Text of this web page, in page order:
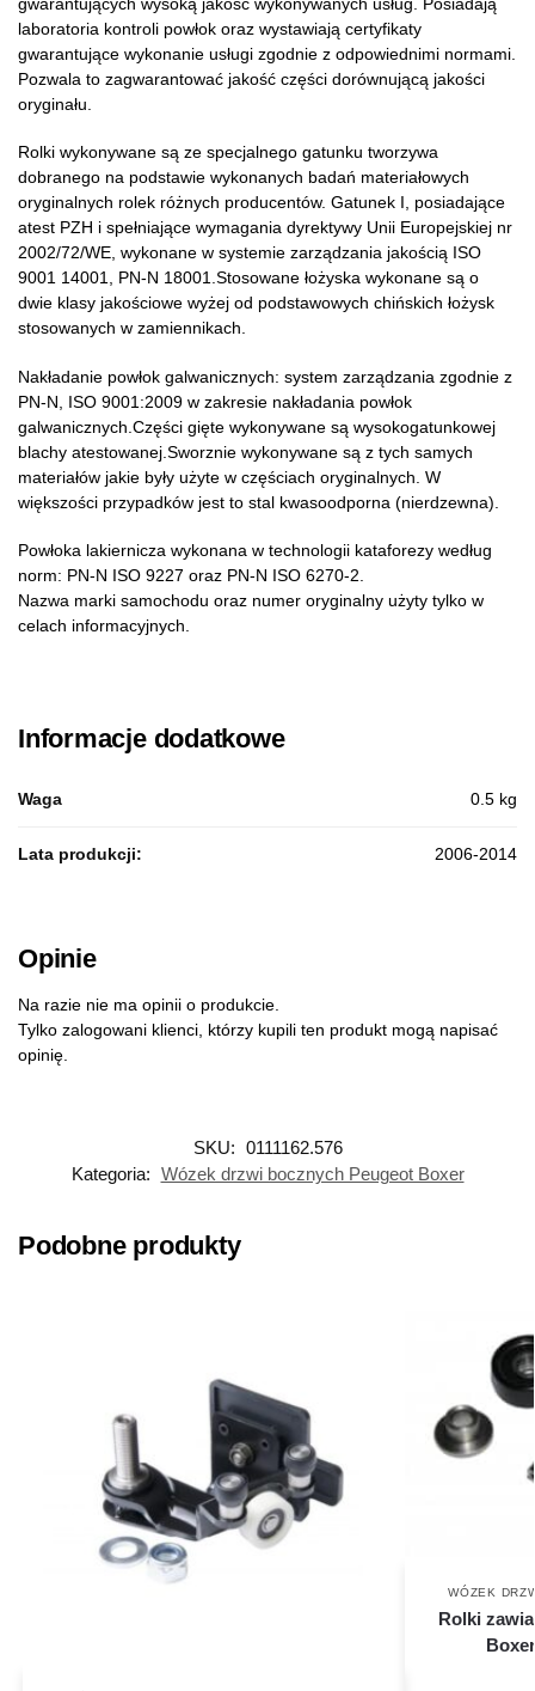
laboratoria kontroli powłok oraz wystawiają certyfikaty
gwarantujące wykonanie usługi zgodnie z odpowiednimi normami.
Pozwala to zagwarantować jakość części dorównującą jakości
oryginału.
Rolki wykonywane są ze specjalnego gatunku tworzywa
dobranego na podstawie wykonanych badań materiałowych
oryginalnych rolek różnych producentów. Gatunek I, posiadające
atest PZH i spełniające wymagania dyrektywy Unii Europejskiej nr
2002/72/WE, wykonane w systemie zarządzania jakością ISO
9001 14001, PN-N 18001.Stosowane łożyska wykonane są o
dwie klasy jakościowe wyżej od podstawowych chińskich łożysk
stosowanych w zamiennikach.
Nakładanie powłok galwanicznych: system zarządzania zgodnie z
PN-N, ISO 9001:2009 w zakresie nakładania powłok
galwanicznych.Części gięte wykonywane są wysokogatunkowej
blachy atestowanej.Sworznie wykonywane są z tych samych
materiałów jakie były użyte w częściach oryginalnych. W
większości przypadków jest to stal kwasoodporna (nierdzewna).
Powłoka lakiernicza wykonana w technologii kataforezy według
norm: PN-N ISO 9227 oraz PN-N ISO 6270-2.
Nazwa marki samochodu oraz numer oryginalny użyty tylko w
celach informacyjnych.
Informacje dodatkowe
Waga 0.5 kg
Lata produkcji: 2006-2014
Opinie
Na razie nie ma opinii o produkcie.
Tylko zalogowani klienci, którzy kupili ten produkt mogą napisać
opinię.
SKU: 0111162.576
Kategoria: Wózek drzwi bocznych Peugeot Boxer
Podobne produkty
WÓZEK
Rolki